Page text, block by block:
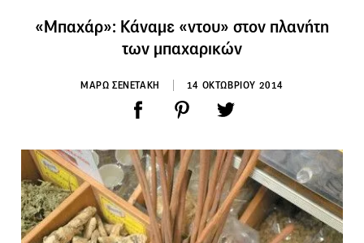
«Μπαχάρ»: Κάναμε «ντου» στον πλανήτη
των μπαχαρικών
ΜΑΡΩ ΣΕΝΕΤΑΚΗ 14 ΟΚΤΩΒΡΙΟΥ 2014